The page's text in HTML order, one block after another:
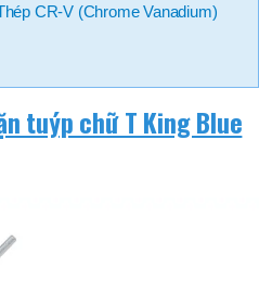
CR-V (Chrome Vanadium)
tuýp chữ T King Blue